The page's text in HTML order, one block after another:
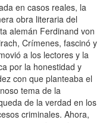
en casos reales, la
obra literaria del
alemán Ferdinand von
Crímenes, fascinó y
a los lectores y la
por la honestidad y
con que planteaba el
tema de la
de la verdad en los
criminales. Ahora,